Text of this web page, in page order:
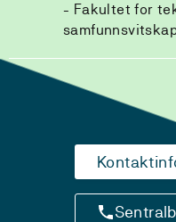
Fakultet for